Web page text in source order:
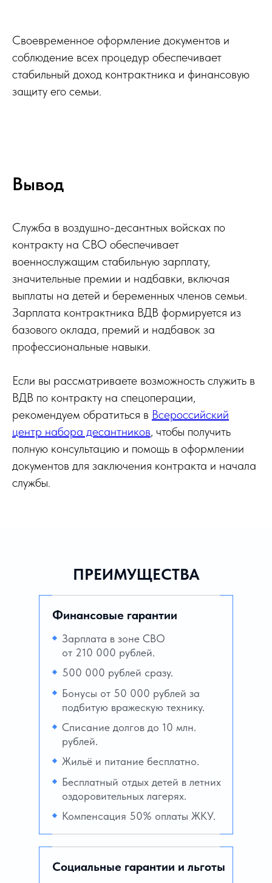
Своевременное оформление документов и
соблюдение всех процедур обеспечивает
стабильный доход контрактника и финансовую
защиту его семьи.
Вывод
Служба в воздушно-десантных войсках по
контракту на СВО обеспечивает
военнослужащим стабильную зарплату,
значительные премии и надбавки, включая
выплаты на детей и беременных членов семьи.
Зарплата контрактника ВДВ формируется из
базового оклада, премий и надбавок за
профессиональные навыки.
Если вы рассматриваете возможность служить в
ВДВ по контракту на спецоперации,
рекомендуем обратиться в Всероссийский
центр набора десантников, чтобы получить
полную консультацию и помощь в оформлении
документов для заключения контракта и начала
службы.
ПРЕИМУЩЕСТВА
Финансовые гарантии
Социальные гарантии и льготы
Зарплата в зоне СВО
от 210 000 рублей.
500 000 рублей сразу.
Бонусы от 50 000 рублей за
подбитую вражескую технику.
Списание долгов до 10 млн.
рублей.
Жильё и питание бесплатно.
Бесплатный отдых детей в летних
оздоровительных лагерях.
Компенсация 50% оплаты ЖКУ.